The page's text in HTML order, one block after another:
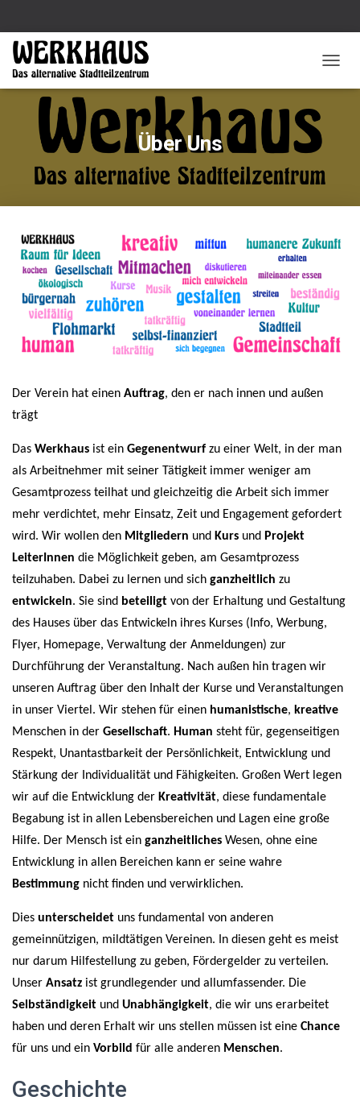
A
M
H
A
E
Über Uns
Der Verein hat einen Auftrag, den er nach innen und außen
trägt
Das Werkhaus ist ein Gegenentwurf zu einer Welt, in der man
als Arbeitnehmer mit seiner Tätigkeit immer weniger am
Gesamtprozess teilhat und gleichzeitig die Arbeit sich immer
mehr verdichtet, mehr Einsatz, Zeit und Engagement gefordert
wird. Wir wollen den Mitgliedern und Kurs und Projekt
LeiterInnen die Möglichkeit geben, am Gesamtprozess
teilzuhaben. Dabei zu lernen und sich ganzheitlich zu
entwickeln. Sie sind beteiligt von der Erhaltung und Gestaltung
des Hauses über das Entwickeln ihres Kurses (Info, Werbung,
Flyer, Homepage, Verwaltung der Anmeldungen) zur
Durchführung der Veranstaltung. Nach außen hin tragen wir
unseren Auftrag über den Inhalt der Kurse und Veranstaltungen
in unser Viertel. Wir stehen für einen humanistische, kreative
Menschen in der Gesellschaft. Human steht für, gegenseitigen
Respekt, Unantastbarkeit der Persönlichkeit, Entwicklung und
Stärkung der Individualität und Fähigkeiten. Großen Wert legen
wir auf die Entwicklung der Kreativität, diese fundamentale
Begabung ist in allen Lebensbereichen und Lagen eine große
Hilfe. Der Mensch ist ein ganzheitliches Wesen, ohne eine
Entwicklung in allen Bereichen kann er seine wahre
Bestimmung nicht finden und verwirklichen.
Dies unterscheidet uns fundamental von anderen
gemeinnützigen, mildtätigen Vereinen. In diesen geht es meist
nur darum Hilfestellung zu geben, Fördergelder zu verteilen.
Unser Ansatz ist grundlegender und allumfassender. Die
Selbständigkeit und Unabhängigkeit, die wir uns erarbeitet
haben und deren Erhalt wir uns stellen müssen ist eine Chance
für uns und ein Vorbild für alle anderen Menschen.
Geschichte